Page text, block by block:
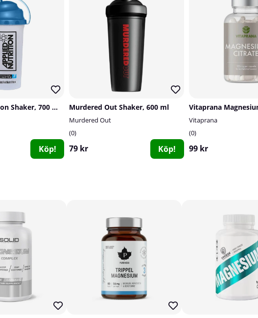
Applied Nutrition Shaker, 700 ml, blue/clear
Köp!
Murdered Out Shaker, 600 ml
Murdered Out
0
79 kr Köp!
Vitaprana
0
99 kr